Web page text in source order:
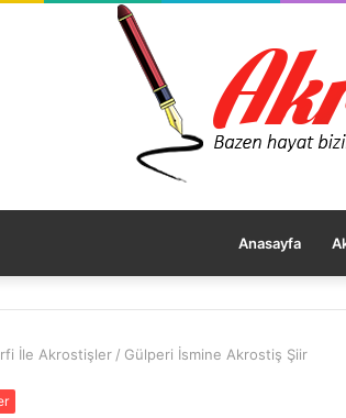
Anasayfa
İle Akrostişler / Gülperi İsmine Akrostiş Şiir